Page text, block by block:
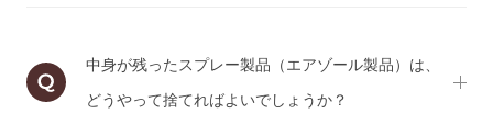
中身が残ったスプレー製品（エアゾール製品）は、
どうやって捨てればよいでしょうか？